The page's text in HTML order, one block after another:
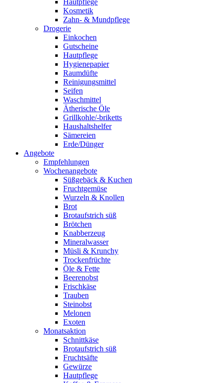
Hautpflege
Kosmetik
Zahn- & Mundpflege
Drogerie
Einkochen
Gutscheine
Hautpflege
Hygienepapier
Raumdüfte
Reinigungsmittel
Seifen
Waschmittel
Ätherische Öle
Grillkohle/-briketts
Haushaltshelfer
Sämereien
Erde/Dünger
Angebote
Empfehlungen
Wochenangebote
Süßgebäck & Kuchen
Fruchtgemüse
Wurzeln & Knollen
Brot
Brotaufstrich süß
Brötchen
Knabberzeug
Mineralwasser
Müsli & Krunchy
Trockenfrüchte
Öle & Fette
Beerenobst
Frischkäse
Trauben
Steinobst
Melonen
Exoten
Monatsaktion
Schnittkäse
Brotaufstrich süß
Fruchtsäfte
Gewürze
Hautpflege